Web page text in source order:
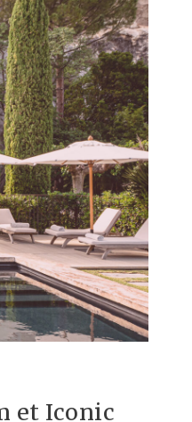
et Iconic